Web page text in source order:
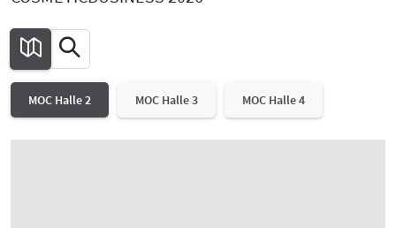
MOC Halle 2 MOC Halle 3 MOC Halle 4